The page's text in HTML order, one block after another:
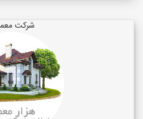
شرکت